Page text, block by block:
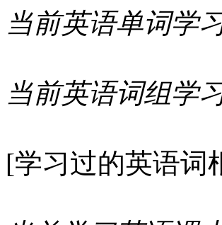
当前英语单词学
当前英语词组学
[学习过的英语词